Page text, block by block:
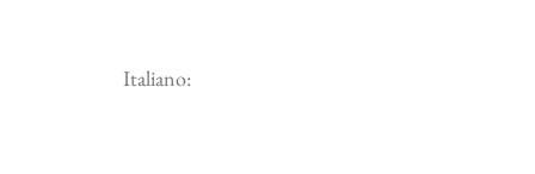
Italiano: